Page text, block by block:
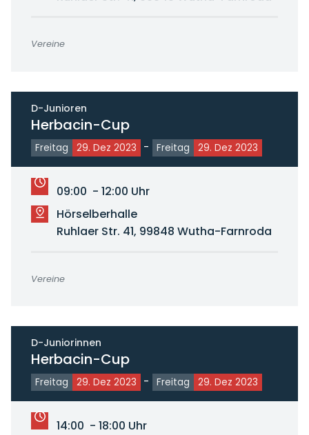
Vereine
D-Junioren
Herbacin-Cup
Freitag 29. Dez 2023 - Freitag 29. Dez 2023
09:00 - 12:00 Uhr
Hörselberhalle
Ruhlaer Str. 41, 99848 Wutha-Farnroda
Vereine
D-Juniorinnen
Herbacin-Cup
Freitag 29. Dez 2023 - Freitag 29. Dez 2023
14:00 - 18:00 Uhr